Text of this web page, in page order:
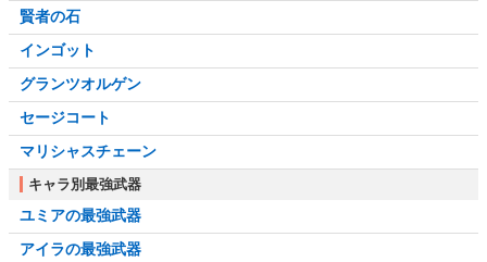
賢者の石
インゴット
グランツオルゲン
セージコート
マリシャスチェーン
キャラ別最強武器
ユミアの最強武器
アイラの最強武器